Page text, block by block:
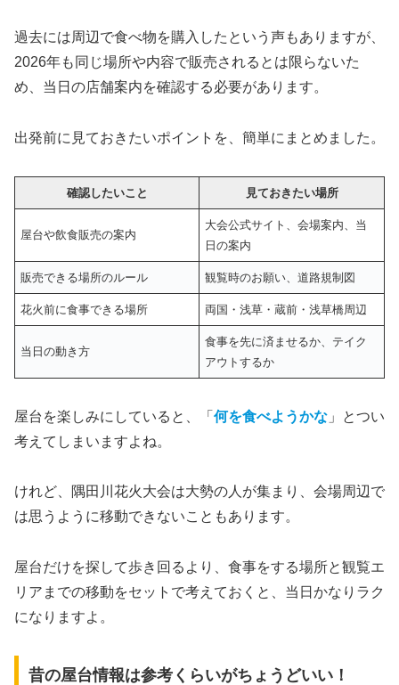
過去には周辺で食べ物を購入したという声もありますが、
2026年も同じ場所や内容で販売されるとは限らないた
め、当日の店舗案内を確認する必要があります。
出発前に見ておきたいポイントを、簡単にまとめました。
確認したいこと 見ておきたい場所
屋台や飲食販売の案内
大会公式サイト、会場案内、当
日の案内
販売できる場所のルール 観覧時のお願い、道路規制図
花火前に食事できる場所 両国・浅草・蔵前・浅草橋周辺
当日の動き方
食事を先に済ませるか、テイク
アウトするか
屋台を楽しみにしていると、「 何を食べようかな 」とつい
考えてしまいますよね。
けれど、隅田川花火大会は大勢の人が集まり、会場周辺で
は思うように移動できないこともあります。
屋台だけを探して歩き回るより、食事をする場所と観覧エ
リアまでの移動をセットで考えておくと、当日かなりラク
になりますよ。
昔の屋台情報は参考くらいがちょうどいい！